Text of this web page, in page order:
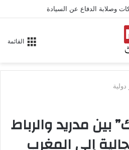
وصلابة الدفاع عن السيادة
القائمة
دولية
بين مدريد والرباط
إلى المغرب